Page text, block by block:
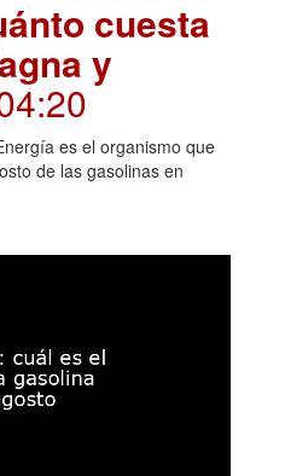
cuesta
y
es el organismo que
de las gasolinas en